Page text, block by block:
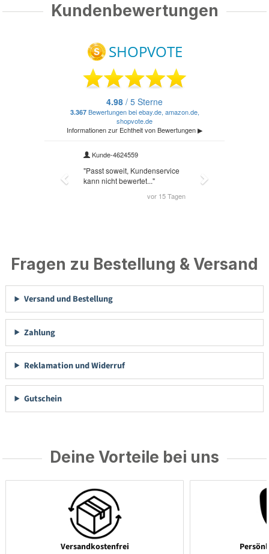
Kundenbewertungen
Fragen zu Bestellung & Versand
Versand und Bestellung
Zahlung
Reklamation und Widerruf
Gutschein
Deine Vorteile bei uns
Versandkostenfrei